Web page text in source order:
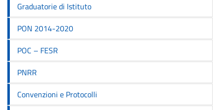
Graduatorie di Istituto
PON 2014-2020
POC – FESR
PNRR
Convenzioni e Protocolli